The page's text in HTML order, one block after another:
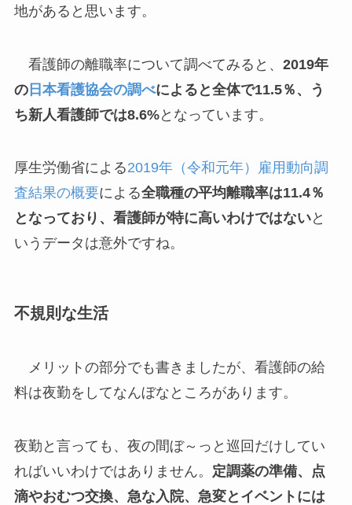
地があると思います。
看護師の離職率について調べてみると、 2019年
の日本看護協会の調べによると全体で11.5％、う
ち新人看護師では8.6%となっています。
厚生労働省による2019年（令和元年）雇用動向調
査結果の概要による全職種の平均離職率は11.4％
となっており、看護師が特に高いわけではないと
いうデータは意外ですね。
不規則な生活
メリットの部分でも書きましたが、看護師の給
料は夜勤をしてなんぼなところがあります。
夜勤と言っても、夜の間ぼ～っと巡回だけしてい
ればいいわけではありません。 定調薬の準備、点
滴やおむつ交換、急な入院、急変とイベントには